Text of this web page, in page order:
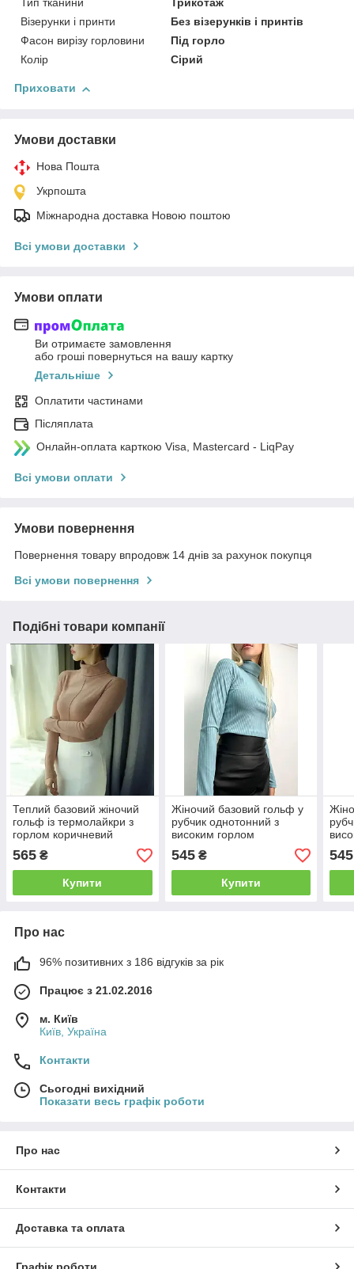
Тип тканини
Трикотаж
Візерунки і принти
Без візерунків і принтів
Фасон вирізу горловини
Під горло
Колір
Сірий
Приховати
Умови доставки
Нова Пошта
Укрпошта
Міжнародна доставка Новою поштою
Всі умови доставки
Умови оплати
Ви отримаєте замовлення
або гроші повернуться на вашу картку
Детальніше
Оплатити частинами
Післяплата
Онлайн-оплата карткою Visa, Mastercard - LiqPay
Всі умови оплати
Умови повернення
Повернення товару впродовж 14 днів за рахунок покупця
Всі умови повернення
Подібні товари компанії
Теплий базовий жіночий
гольф із термолайкри з
горлом коричневий
565 ₴
Купити
Жіночий базовий гольф у
рубчик однотонний з
високим горлом
фісташковий
545₴
Купити
545
Про нас
96% позитивних з 186 відгуків за рік
Працює з 21.02.2016
м. Київ
Київ, Україна
Контакти
Сьогодні вихідний
Показати весь графік роботи
Про нас
Контакти
Доставка та оплата